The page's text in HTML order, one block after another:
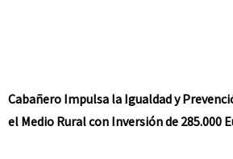
Cabañero Impulsa la Igualdad y
el Medio Rural con Inversión de 285.000